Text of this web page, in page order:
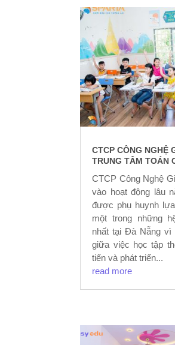
CTCP CÔNG NGHỆ
TRUNG TÂM TOÁN
CTCP Công Nghệ
vào hoạt động lâu
được phụ huynh
một trong những
nhất tại Đà Nẵng
giữa việc học tập
tiến và phát triển...
read more